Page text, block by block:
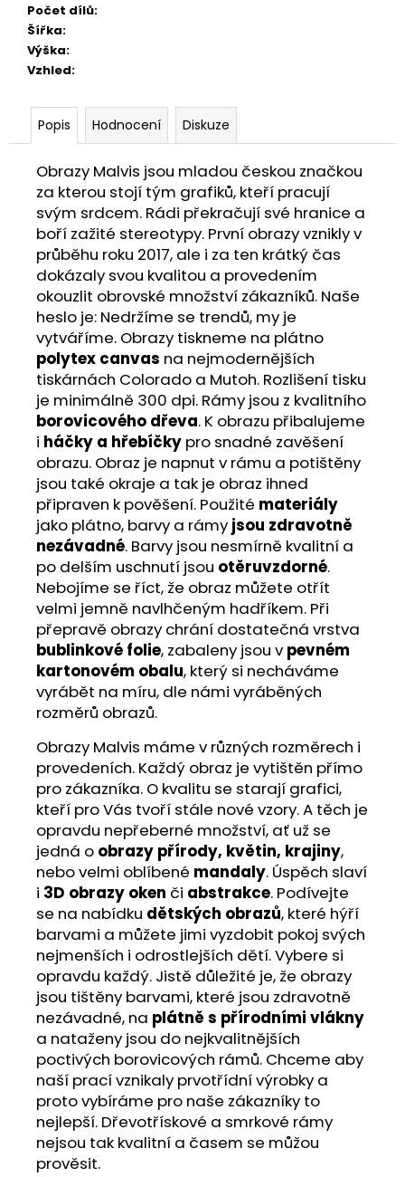
Počet dílů:
Šířka:
Výška:
Vzhled:
Popis Hodnocení Diskuze
Obrazy Malvis jsou mladou českou značkou
za kterou stojí tým grafiků, kteří pracují
svým srdcem. Rádi překračují své hranice a
boří zažité stereotypy. První obrazy vznikly v
průběhu roku 2017, ale i za ten krátký čas
dokázaly svou kvalitou a provedením
okouzlit obrovské množství zákazníků. Naše
heslo je: Nedržíme se trendů, my je
vytváříme. Obrazy tiskneme na plátno
polytex canvas na nejmodernějších
tiskárnách Colorado a Mutoh. Rozlišení tisku
je minimálně 300 dpi. Rámy jsou z kvalitního
borovicového dřeva. K obrazu přibalujeme
i háčky a hřebíčky pro snadné zavěšení
obrazu. Obraz je napnut v rámu a potištěny
jsou také okraje a tak je obraz ihned
připraven k pověšení. Použité materiály
jako plátno, barvy a rámy jsou zdravotně
nezávadné. Barvy jsou nesmírně kvalitní a
po delším uschnutí jsou otěruvzdorné.
Nebojíme se říct, že obraz můžete otřít
velmi jemně navlhčeným hadříkem. Při
přepravě obrazy chrání dostatečná vrstva
bublinkové folie, zabaleny jsou v pevném
kartonovém obalu, který si necháváme
vyrábět na míru, dle námi vyráběných
rozměrů obrazů.
Obrazy Malvis máme v různých rozměrech i
provedeních. Každý obraz je vytištěn přímo
pro zákazníka. O kvalitu se starají grafici,
kteří pro Vás tvoří stále nové vzory. A těch je
opravdu nepřeberné množství, ať už se
jedná o obrazy přírody, květin, krajiny,
nebo velmi oblíbené mandaly. Úspěch slaví
i 3D obrazy oken či abstrakce. Podívejte
se na nabídku dětských obrazů, které hýří
barvami a můžete jimi vyzdobit pokoj svých
nejmenších i odrostlejších dětí. Vybere si
opravdu každý. Jistě důležité je, že obrazy
jsou tištěny barvami, které jsou zdravotně
nezávadné, na plátně s přírodními vlákny
a nataženy jsou do nejkvalitnějších
poctivých borovicových rámů. Chceme aby
naší prací vznikaly prvotřídní výrobky a
proto vybíráme pro naše zákazníky to
nejlepší. Dřevotřískové a smrkové rámy
nejsou tak kvalitní a časem se můžou
prověsit.